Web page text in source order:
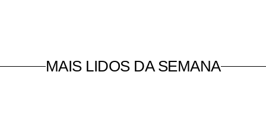
MAIS LIDOS DA SEMANA